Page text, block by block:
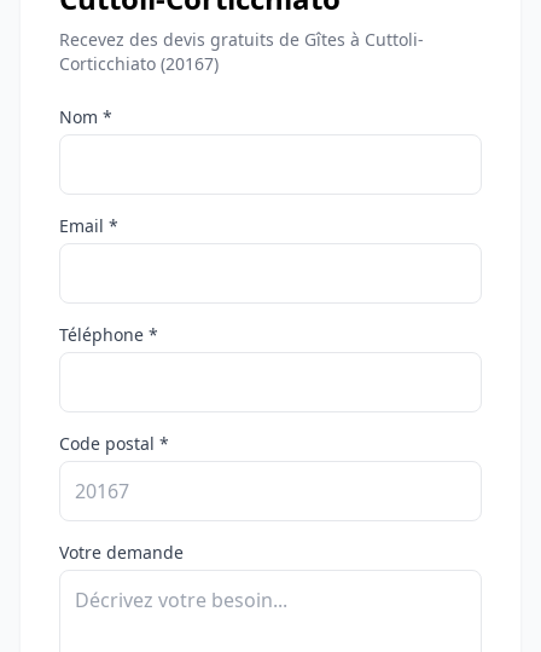
Recevez des devis gratuits de Gîtes à Cuttoli-
Corticchiato (20167)
Nom *
Email *
Téléphone *
Code postal *
Votre demande